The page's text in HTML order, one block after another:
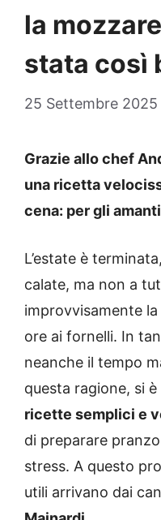
la
stata così
25 Settembre 2025
Grazie allo chef
una ricetta
cena: per gli
L’estate è
calate, ma non a
improvvisamente
ore ai fornelli. In
neanche il tempo
questa ragione, si
ricette semplici e
di preparare
stress. A questo
utili arrivano dai